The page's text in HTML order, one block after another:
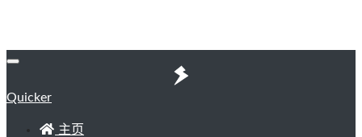
Quicker
主页